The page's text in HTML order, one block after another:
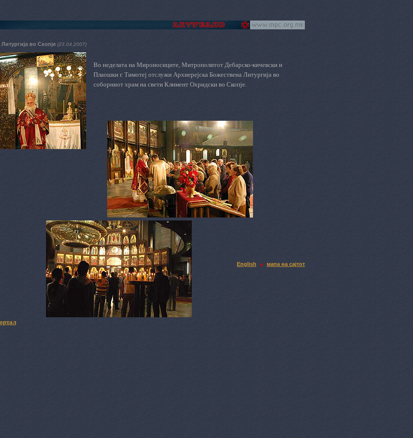
во Скопје (23.04.2007)
Во неделата на Мироносиците, Митрополитот Дебарско-кичевски и
Плаошки г. Тимотеј отслужи Архиерејска Божествена Литургија во
соборниот храм на свети Климент Охридски во Скопје.
English мапа на сајтот